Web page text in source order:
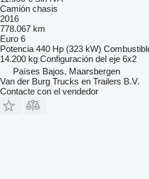
Camión chasis
2016
778.067 km
Euro 6
Potencia 440 Hp (323 kW)
14.200 kg Configuración del eje 6x2
Países Bajos, Maarsbergen
Van der Burg Trucks en Trailers B.V.
Contacte con el vendedor